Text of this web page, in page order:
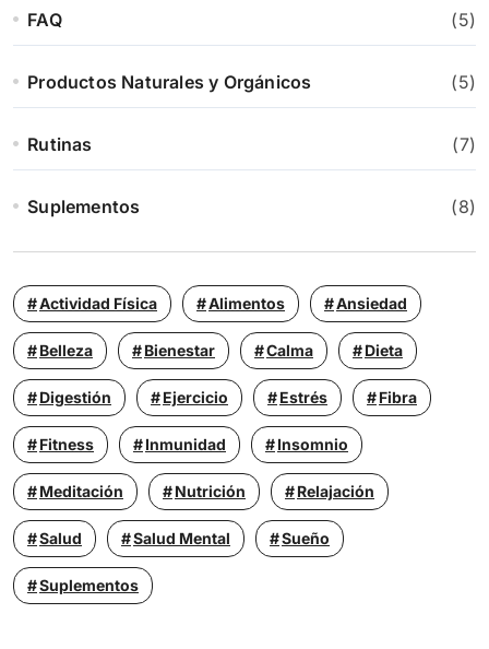
FAQ (5)
Productos Naturales y Orgánicos (5)
Rutinas (7)
Suplementos (8)
Actividad Física Alimentos Ansiedad
Belleza Bienestar Calma Dieta
Digestión Ejercicio Estrés Fibra
Fitness Inmunidad Insomnio
Meditación Nutrición Relajación
Salud Salud Mental Sueño
Suplementos